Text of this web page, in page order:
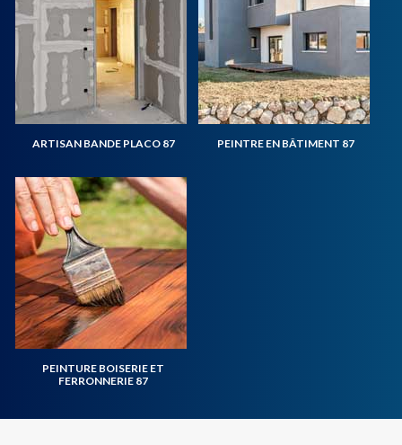
ARTISAN BANDE PLACO 87 PEINTRE EN BÂTIMENT 87
PEINTURE BOISERIE ET
FERRONNERIE 87